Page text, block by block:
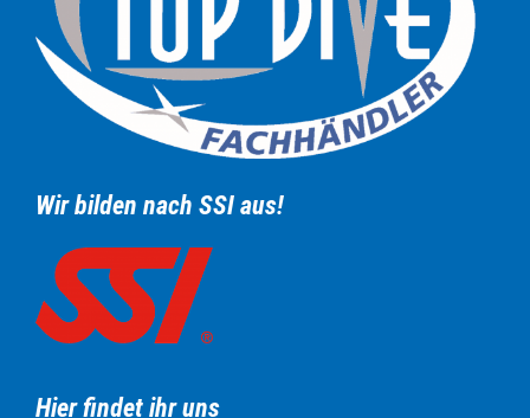
Wir bilden nach SSI aus!
Hier findet ihr uns